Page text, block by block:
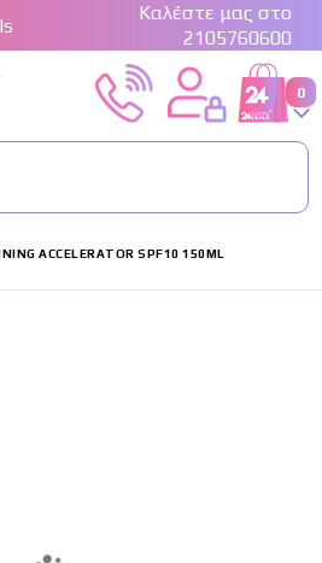
Καλέστε μας στο
2105760600
Cart
0
ACCELERATOR SPF10 150ML